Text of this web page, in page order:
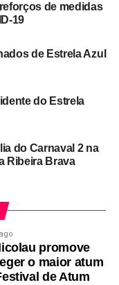
de medidas
19
de Estrela Azul
do Estrela
do Carnaval 2 na
Ribeira Brava
promove
o maior atum
de Atum